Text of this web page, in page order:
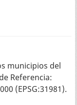
municipios del
Referencia:
(EPSG:31981).